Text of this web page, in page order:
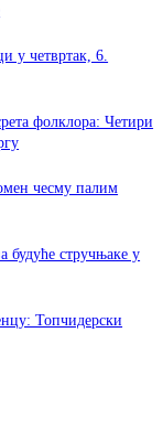
у четвртак, 6.
фолклора: Четири
чесму палим
будуће стручњаке у
Топчидерски